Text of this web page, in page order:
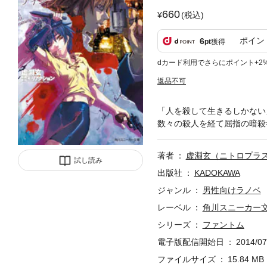
試し読み
660(税込)
6pt獲得 ポイン
dカード利用でさらにポイント
返品不可
「人を殺して生きるしかな
数々の殺人を経て屈指の暗
著者
虚淵玄（ニトロプラ
出版社
KADOKAWA
ジャンル
男性向けラノベ
レーベル
角川スニーカー
シリーズ
ファントム
電子版配信開始日
2014/
ファイルサイズ
15.84 MB